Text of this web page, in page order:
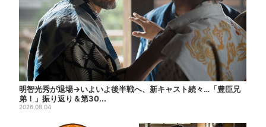
明智光秀が退場→いよいよ後半戦へ、新キャスト続々…「豊臣兄
弟！」振り返り＆第30...
2026.08.04